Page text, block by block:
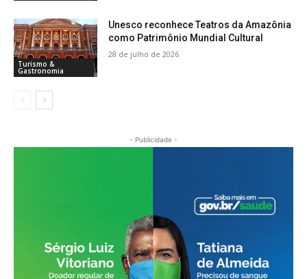
Turismo &
Gastronomia
Unesco reconhece Teatros da Amazônia
como Patrimônio Mundial Cultural
28 de julho de 2026
- Publicidade -